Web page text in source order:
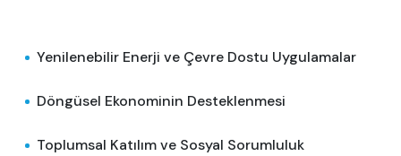
Yenilenebilir Enerji ve Çevre Dostu Uygulamalar
Döngüsel Ekonominin Desteklenmesi
Toplumsal Katılım ve Sosyal Sorumluluk